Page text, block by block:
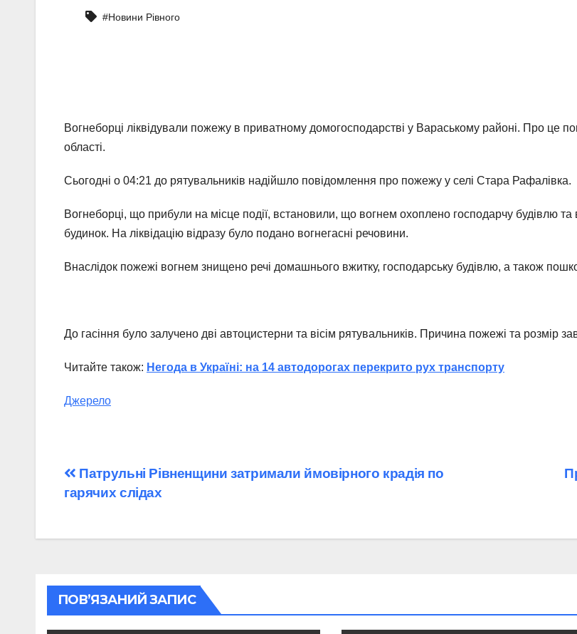
#Новини Рівного
Вогнеборці ліквідували пожежу в приватному домогосподарстві у Вараському районі. Про це
області.
Сьогодні о 04:21 до рятувальників надійшло повідомлення про пожежу у селі Стара Рафалівка.
Вогнеборці, що прибули на місце події, встановили, що вогнем охоплено господарчу будівлю
будинок. На ліквідацію відразу було подано вогнегасні речовини.
Внаслідок пожежі вогнем знищено речі домашнього вжитку, господарську будівлю, а також
До гасіння було залучено дві автоцистерни та вісім рятувальників. Причина пожежі та розмір
Читайте також: Негода в Україні: на 14 автодорогах перекрито рух транспорту
Джерело
Навігація
записів
Патрульні Рівненщини затримали ймовірного крадія по
гарячих слідах
ПОВ’ЯЗАНИЙ ЗАПИС